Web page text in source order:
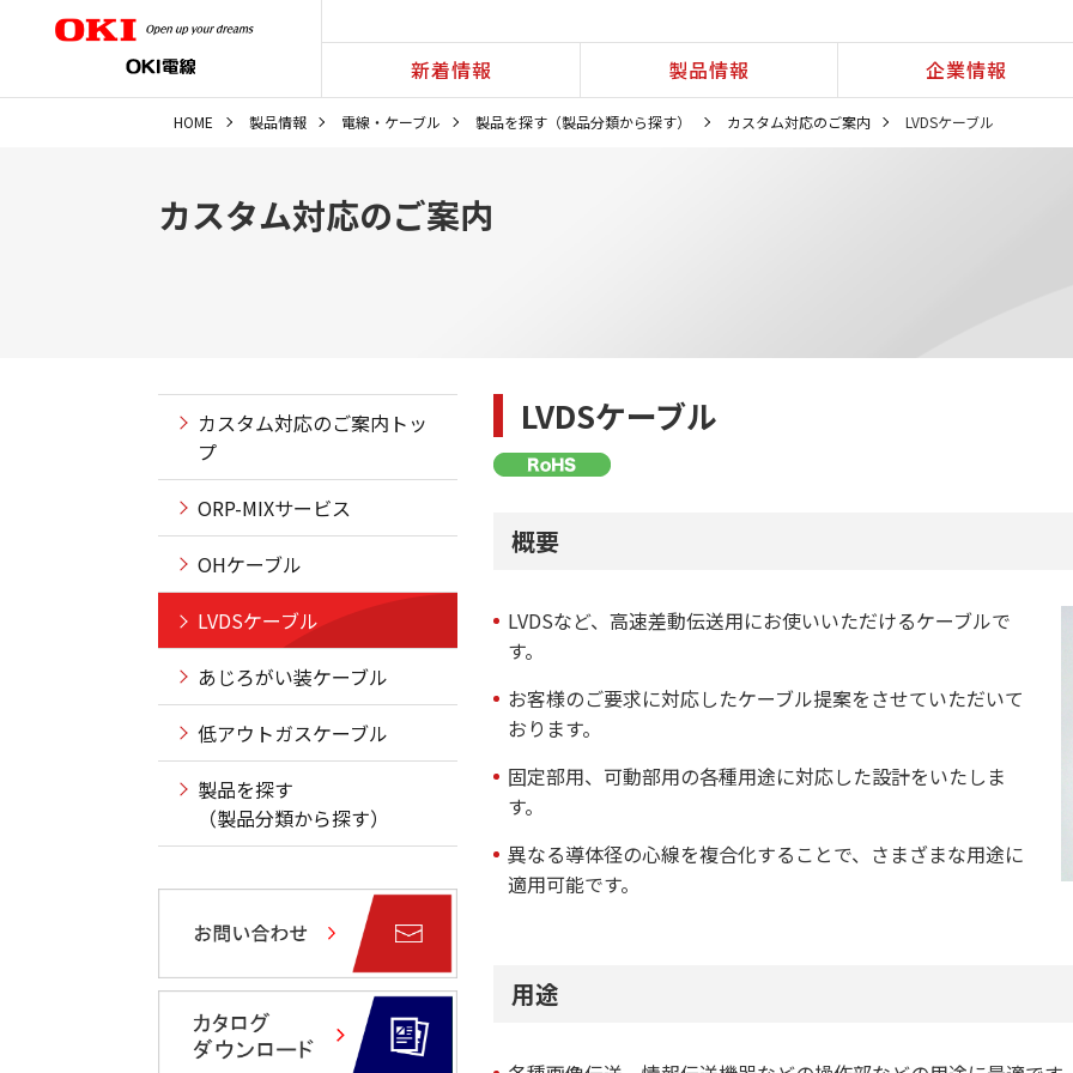
新着情報 製品情報 企業情報
HOME 製品情報 電線・ケーブル 製品を探す（製品分類から探す） カスタム対応のご案内 LVDSケーブル
カスタム対応のご案内
LVDSケーブル
概要
LVDSなど、高速差動伝送用にお使いいただけるケーブルで
す。
お客様のご要求に対応したケーブル提案をさせていただいて
おります。
固定部用、可動部用の各種用途に対応した設計をいたしま
す。
異なる導体径の心線を複合化することで、さまざまな用途に
適用可能です。
用途
カスタム対応のご案内トッ
プ
ORP-MIXサービス
OHケーブル
LVDSケーブル
あじろがい装ケーブル
低アウトガスケーブル
製品を探す
（製品分類から探す）